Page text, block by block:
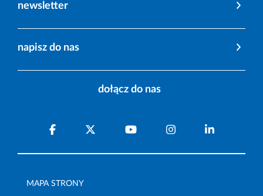
newsletter
napisz do nas
dołącz do nas
MAPA STRONY